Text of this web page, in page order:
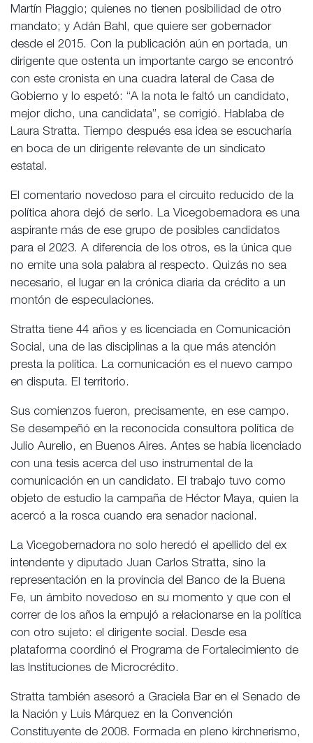
Martín Piaggio; quienes no tienen posibilidad de otro
mandato; y Adán Bahl, que quiere ser gobernador
desde el 2015. Con la publicación aún en portada, un
dirigente que ostenta un importante cargo se encontró
con este cronista en una cuadra lateral de Casa de
Gobierno y lo espetó: “A la nota le faltó un candidato,
mejor dicho, una candidata”, se corrigió. Hablaba de
Laura Stratta. Tiempo después esa idea se escucharía
en boca de un dirigente relevante de un sindicato
estatal.
El comentario novedoso para el circuito reducido de la
política ahora dejó de serlo. La Vicegobernadora es una
aspirante más de ese grupo de posibles candidatos
para el 2023. A diferencia de los otros, es la única que
no emite una sola palabra al respecto. Quizás no sea
necesario, el lugar en la crónica diaria da crédito a un
montón de especulaciones.
Stratta tiene 44 años y es licenciada en Comunicación
Social, una de las disciplinas a la que más atención
presta la política. La comunicación es el nuevo campo
en disputa. El territorio.
Sus comienzos fueron, precisamente, en ese campo.
Se desempeñó en la reconocida consultora política de
Julio Aurelio, en Buenos Aires. Antes se había licenciado
con una tesis acerca del uso instrumental de la
comunicación en un candidato. El trabajo tuvo como
objeto de estudio la campaña de Héctor Maya, quien la
acercó a la rosca cuando era senador nacional.
La Vicegobernadora no solo heredó el apellido del ex
intendente y diputado Juan Carlos Stratta, sino la
representación en la provincia del Banco de la Buena
Fe, un ámbito novedoso en su momento y que con el
correr de los años la empujó a relacionarse en la política
con otro sujeto: el dirigente social. Desde esa
plataforma coordinó el Programa de Fortalecimiento de
las Instituciones de Microcrédito.
Stratta también asesoró a Graciela Bar en el Senado de
la Nación y Luis Márquez en la Convención
Constituyente de 2008. Formada en pleno kirchnerismo,